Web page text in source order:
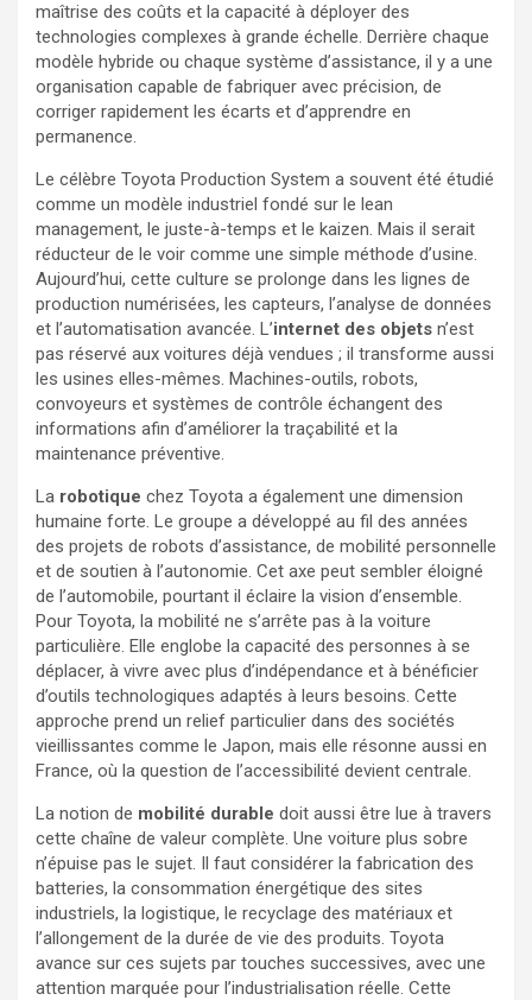
maîtrise des coûts et la capacité à déployer des
technologies complexes à grande échelle. Derrière chaque
modèle hybride ou chaque système d’assistance, il y a une
organisation capable de fabriquer avec précision, de
corriger rapidement les écarts et d’apprendre en
permanence.
Le célèbre Toyota Production System a souvent été étudié
comme un modèle industriel fondé sur le lean
management, le juste-à-temps et le kaizen. Mais il serait
réducteur de le voir comme une simple méthode d’usine.
Aujourd’hui, cette culture se prolonge dans les lignes de
production numérisées, les capteurs, l’analyse de données
et l’automatisation avancée. L’internet des objets n’est
pas réservé aux voitures déjà vendues ; il transforme aussi
les usines elles-mêmes. Machines-outils, robots,
convoyeurs et systèmes de contrôle échangent des
informations afin d’améliorer la traçabilité et la
maintenance préventive.
La robotique chez Toyota a également une dimension
humaine forte. Le groupe a développé au fil des années
des projets de robots d’assistance, de mobilité personnelle
et de soutien à l’autonomie. Cet axe peut sembler éloigné
de l’automobile, pourtant il éclaire la vision d’ensemble.
Pour Toyota, la mobilité ne s’arrête pas à la voiture
particulière. Elle englobe la capacité des personnes à se
déplacer, à vivre avec plus d’indépendance et à bénéficier
d’outils technologiques adaptés à leurs besoins. Cette
approche prend un relief particulier dans des sociétés
vieillissantes comme le Japon, mais elle résonne aussi en
France, où la question de l’accessibilité devient centrale.
La notion de mobilité durable doit aussi être lue à travers
cette chaîne de valeur complète. Une voiture plus sobre
n’épuise pas le sujet. Il faut considérer la fabrication des
batteries, la consommation énergétique des sites
industriels, la logistique, le recyclage des matériaux et
l’allongement de la durée de vie des produits. Toyota
avance sur ces sujets par touches successives, avec une
attention marquée pour l’industrialisation réelle. Cette